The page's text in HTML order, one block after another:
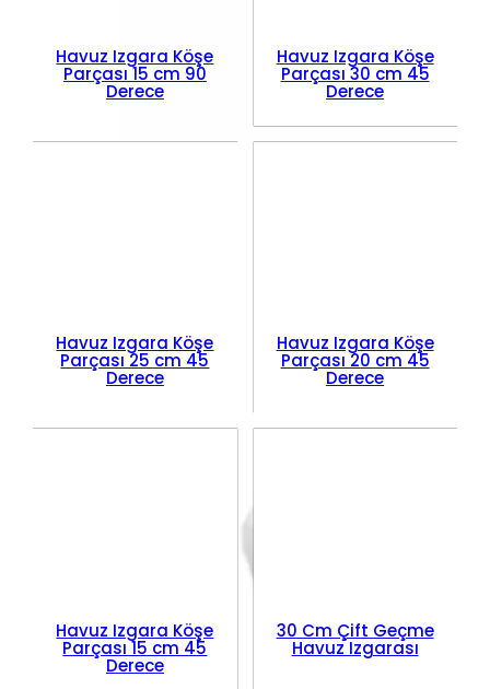
Havuz Izgara Köşe
Parçası 15 cm 90
Derece
Havuz Izgara Köşe
Parçası 30 cm 45
Derece
Havuz Izgara Köşe
Parçası 25 cm 45
Derece
Havuz Izgara Köşe
Parçası 20 cm 45
Derece
Havuz Izgara Köşe
Parçası 15 cm 45
Derece
30 Cm Çift Geçme
Havuz Izgarası